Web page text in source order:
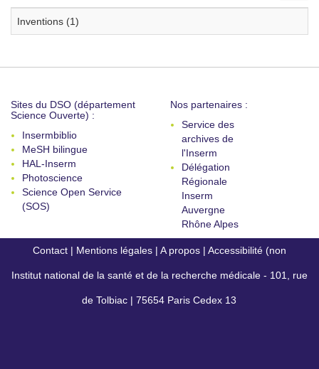
Inventions (1)
Sites du DSO (département
Science Ouverte) :
Insermbiblio
MeSH bilingue
HAL-Inserm
Photoscience
Science Open Service
(SOS)
Nos partenaires :
Service des
archives de
l'Inserm
Délégation
Régionale
Inserm
Auvergne
Rhône Alpes
Contact | Mentions légales | A propos | Accessibilité (non
conforme)
Institut national de la santé et de la recherche médicale - 101, rue
de Tolbiac | 75654 Paris Cedex 13